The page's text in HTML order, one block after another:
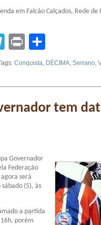
em Falcão Calçados, Rede
Telegram
Print
Conquista, DÉCIMA, Serrano,
tem
Governador
Federação
agora será
(5), às
a partida
porém